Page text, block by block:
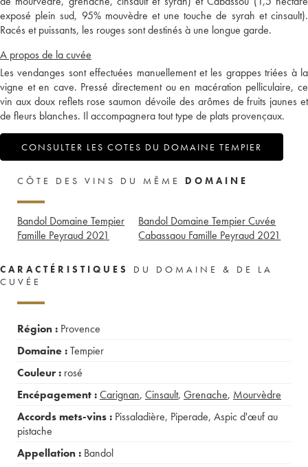
exposé plein sud, 95% mouvèdre et une touche de syrah et cinsault).
Racés et puissants, les rouges sont destinés à une longue garde.
A propos de la cuvée
Les vendanges sont effectuées manuellement et les grappes triées à la
vigne et en cave. Pressé directement ou en macération pelliculaire, ce
vin aux doux reflets rose saumon dévoile des arômes de fruits jaunes et
de fleurs blanches. Il accompagnera tout type de plats provençaux.
CONSULTER LES COTES DU DOMAINE TEMPIER
CÔTE DES VINS DU MÊME DOMAINE
Bandol Domaine Tempier
Famille Peyraud 2021
Bandol Domaine Tempier Cuvée
Cabassaou Famille Peyraud 2021
CARACTÉRISTIQUES
DU DOMAINE & DE LA
CUVÉE
Région : Provence
Domaine :Tempier
Couleur : rosé
Encépagement :Carignan, Cinsault, Grenache, Mourvèdre
Accords mets-vins : Pissaladière, Piperade, Aspic d'œuf au
pistache
Appellation : Bandol